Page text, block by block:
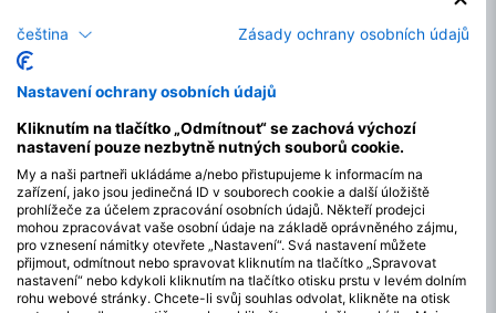
Nejlepší měsíce pro potápění na ostrově
čeština Zásady ochrany osobních údajů
Nastavení ochrany osobních údajů
Kliknutím na tlačítko „Odmítnout“ se zachová výchozí
nastavení pouze nezbytně nutných souborů cookie.
My a naši partneři ukládáme a/nebo přistupujeme k informacím na
zařízení, jako jsou jedinečná ID v souborech cookie a další úložiště
prohlížeče za účelem zpracování osobních údajů. Někteří prodejci
mohou zpracovávat vaše osobní údaje na základě oprávněného zájmu,
pro vznesení námitky otevřete „Nastavení“. Svá nastavení můžete
přijmout, odmítnout nebo spravovat kliknutím na tlačítko „Spravovat
nastavení“ nebo kdykoli kliknutím na tlačítko otisku prstu v levém dolním
rohu webové stránky. Chcete-li svůj souhlas odvolat, klikněte na otisk